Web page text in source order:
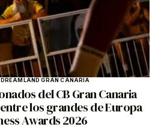
DREAMLAND GRAN CANARIA
del CB Gran Canaria
los grandes de Europa
Awards 2026